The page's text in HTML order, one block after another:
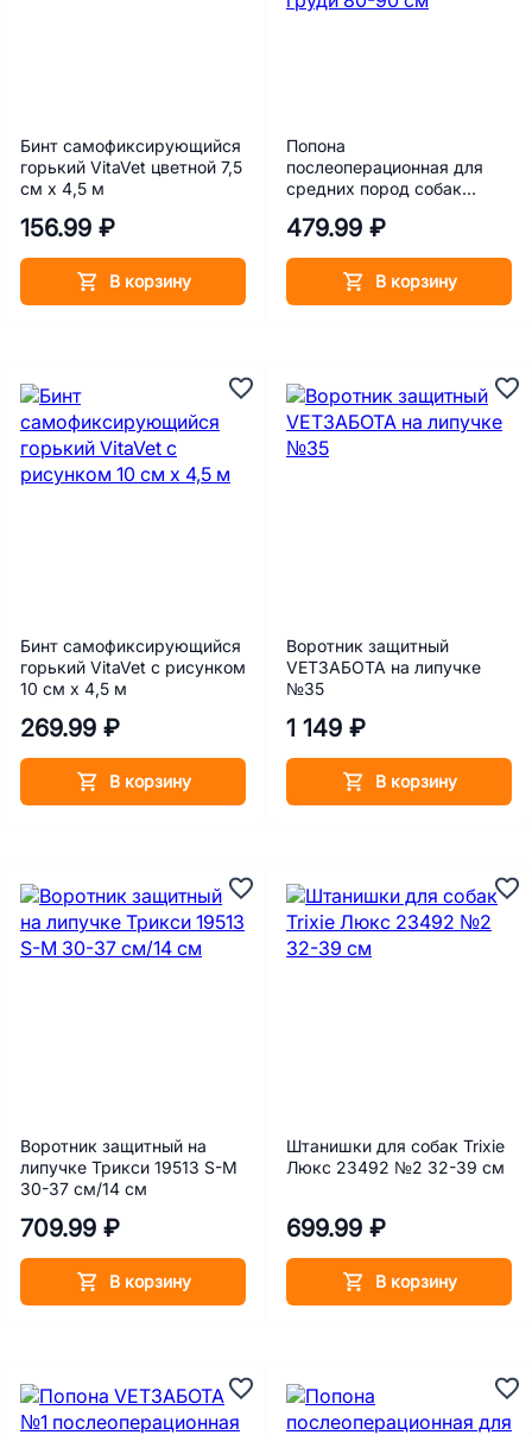
Бинт самофиксирующийся
горький VitaVet цветной 7,5
см х 4,5 м
156.99 ₽
В корзину
Попона
послеоперационная для
средних пород собак
груди 80-90 см
479.99 ₽
В корзину
Бинт самофиксирующийся
горький VitaVet с рисунком
10 см х 4,5 м
269.99 ₽
В корзину
Воротник защитный
VETЗАБОТА на липучке
№35
1 149 ₽
В корзину
Воротник защитный на
липучке Трикси 19513 S-M
30-37 см/14 см
709.99 ₽
В корзину
Штанишки для собак Trixie
Люкс 23492 №2 32-39 см
699.99 ₽
В корзину